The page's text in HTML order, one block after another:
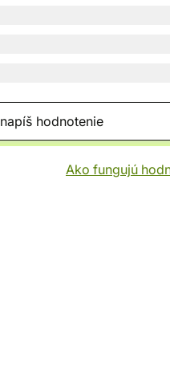
napíš hodnotenie
Ako fungujú